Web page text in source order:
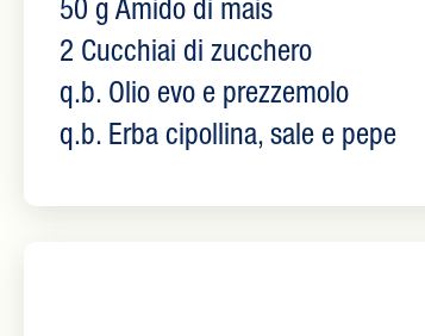
50 g Amido di mais
2 Cucchiai di zucchero
q.b. Olio evo e prezzemolo
q.b. Erba cipollina, sale e pepe